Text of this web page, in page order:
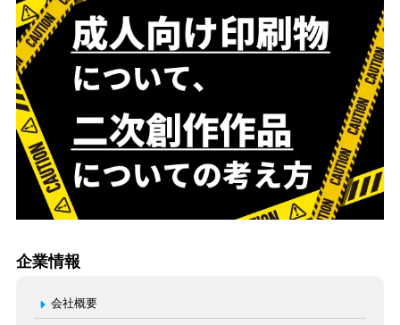
企業情報
会社概要